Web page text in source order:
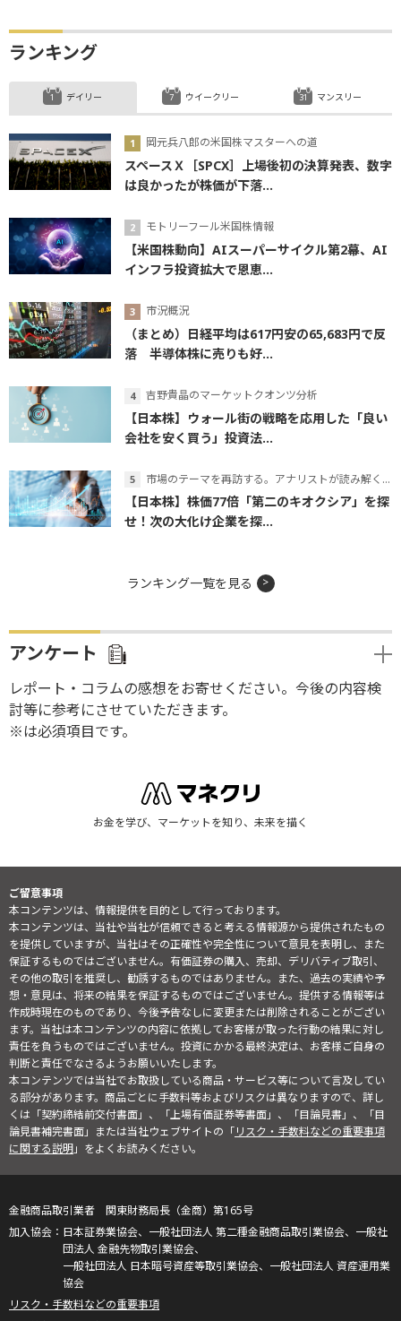
ランキング
デイリー
岡元兵八郎の米国株マスターへの道
スペースＸ［SPCX］上場後初の決算発表、数字
は良かったが株価が下落...
モトリーフール米国株情報
【米国株動向】AIスーパーサイクル第2幕、AI
インフラ投資拡大で恩恵...
市況概況
（まとめ）日経平均は617円安の65,683円で反
落 半導体株に売りも好...
吉野貴晶のマーケットクオンツ分析
【日本株】ウォール街の戦略を応用した「良い
会社を安く買う」投資法...
市場のテーマを再訪する。アナリストが読み解くテーマの本質
【日本株】株価77倍「第二のキオクシア」を探
せ！次の大化け企業を探...
ウイークリー マンスリー
ランキング一覧を見る
アンケート
レポート・コラムの感想をお寄せください。今後の内容検
討等に参考にさせていただきます。
※は必須項目です。
お金を学び、マーケットを知り、未来を描く
ご留意事項
本コンテンツは、情報提供を目的として行っております。
本コンテンツは、当社や当社が信頼できると考える情報源から提供されたもの
を提供していますが、当社はその正確性や完全性について意見を表明し、また
保証するものではございません。有価証券の購入、売却、デリバティブ取引、
その他の取引を推奨し、勧誘するものではありません。また、過去の実績や予
想・意見は、将来の結果を保証するものではございません。提供する情報等は
作成時現在のものであり、今後予告なしに変更または削除されることがござい
ます。当社は本コンテンツの内容に依拠してお客様が取った行動の結果に対し
責任を負うものではございません。投資にかかる最終決定は、お客様ご自身の
判断と責任でなさるようお願いいたします。
本コンテンツでは当社でお取扱している商品・サービス等について言及してい
る部分があります。商品ごとに手数料等およびリスクは異なりますので、詳し
くは「契約締結前交付書面」、「上場有価証券等書面」、「目論見書」、「目
論見書補完書面」または当社ウェブサイトの「リスク・手数料などの重要事項
に関する説明」をよくお読みください。
金融商品取引業者 関東財務局長（金商）第165号
日本証券業協会、一般社団法人 第二種金融商品取引業協会、一般社
団法人 金融先物取引業協会、
一般社団法人 日本暗号資産等取引業協会、一般社団法人 資産運用業
協会
リスク・手数料などの重要事項